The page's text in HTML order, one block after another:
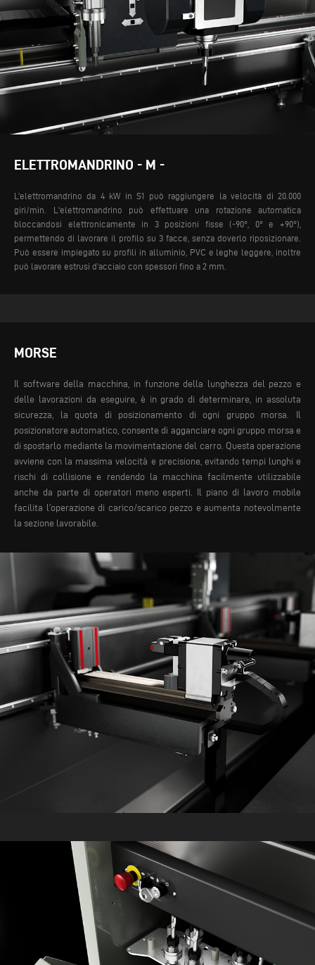
ELETTROMANDRINO - M -
L’elettromandrino da 4 kW in S1 può raggiungere la velocità di 20.000
giri/min. L'elettromandrino può effettuare una rotazione automatica
bloccandosi elettronicamente in 3 posizioni fisse (-90°, 0° e +90°),
permettendo di lavorare il profilo su 3 facce, senza doverlo riposizionare.
Può essere impiegato su profili in alluminio, PVC e leghe leggere, inoltre
può lavorare estrusi d’acciaio con spessori fino a 2 mm.
MORSE
Il software della macchina, in funzione della lunghezza del pezzo e
delle lavorazioni da eseguire, è in grado di determinare, in assoluta
sicurezza, la quota di posizionamento di ogni gruppo morsa. Il
posizionatore automatico, consente di agganciare ogni gruppo morsa e
dispostarlo mediante la movimentazione del carro. Questa operazione
avviene con la massimavelocità e precisione, evitando tempi lunghi e
rischi di collisione e rendendo la macchina facilmente utilizzabile
anche da parte di operatori meno esperti. Il piano di lavoro mobile
facilita l’operazione di carico/scarico pezzo eaumenta notevolmente
la sezione lavorabile.